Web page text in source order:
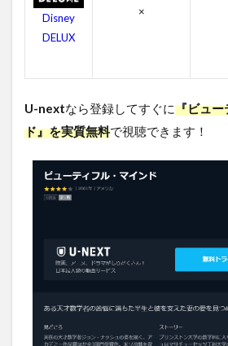
Disney
DELUX
×
U-nextなら登録してすぐに『ビュー
ド』を実質無料で視聴できます！